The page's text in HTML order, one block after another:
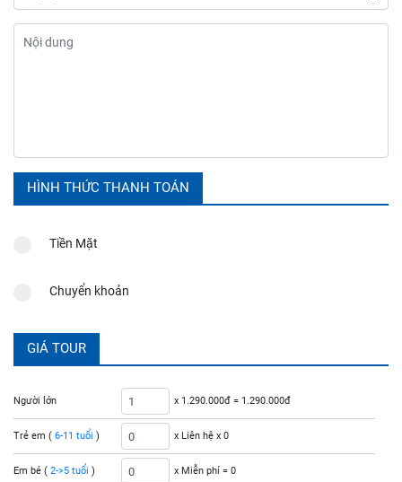
HÌNH THỨC THANH TOÁN
Tiền Mặt
Chuyển khoản
GIÁ TOUR
Người lớn
Trẻ em ( 6-11 tuổi )
Em bé ( 2->5 tuổi )
x 1.290.000đ = 1.290.000đ
x Liên hệ x 0
x Miễn phí = 0